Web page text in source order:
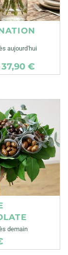
aujourd'hui
37,90 €
demain